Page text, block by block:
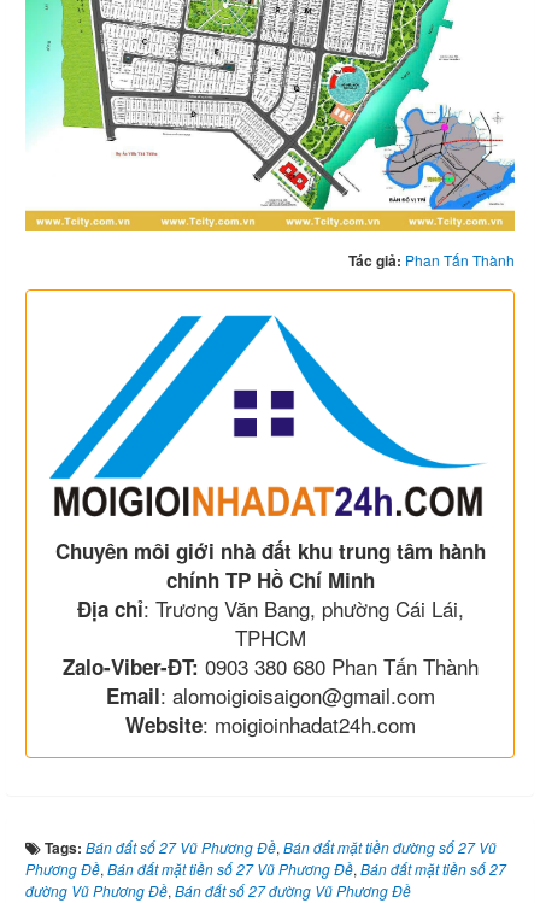
Tác giả: Phan Tấn Thành
Chuyên môi giới nhà đất khu trung tâm hành
chính TP Hồ Chí Minh
Địa chỉ: Trương Văn Bang, phường Cái Lái,
TPHCM
Zalo-Viber-ĐT: 0903 380 680 Phan Tấn Thành
Email: alomoigioisaigon@gmail.com
Website: moigioinhadat24h.com
Tags: Bán đất số 27 Vũ Phương Đề,Bán đất mặt tiền đường số 27 Vũ
Phương Đề,Bán đất mặt tiền số 27 Vũ Phương Đề,Bán đất mặt tiền số 27
đường Vũ Phương Đề,Bán đất số 27 đường Vũ Phương Đề